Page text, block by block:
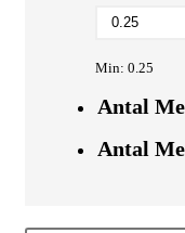
Min: 0.25
Antal
Antal